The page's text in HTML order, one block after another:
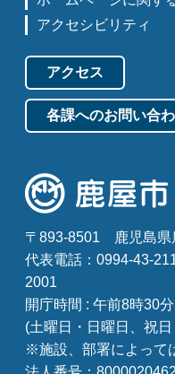
アクセシビリティ
アクセス
各課へのお問い合
〒893-8501
鹿児島
代表電話：0994-43-
2001
開庁時間 : 午前8時30
(土曜日・日曜日、祝
※施設、部署によって